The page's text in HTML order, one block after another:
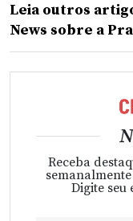
Leia outros
News sobre a
Receba
Digite seu